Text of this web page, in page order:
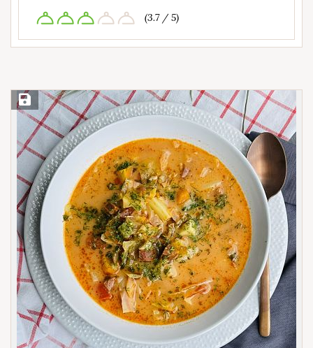
(3.7 / 5)
Save Recipe